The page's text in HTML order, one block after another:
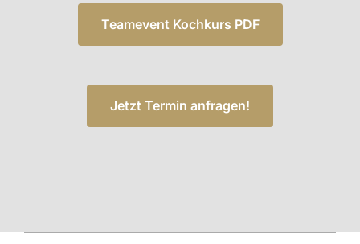
Teamevent Kochkurs PDF
Jetzt Termin anfragen!